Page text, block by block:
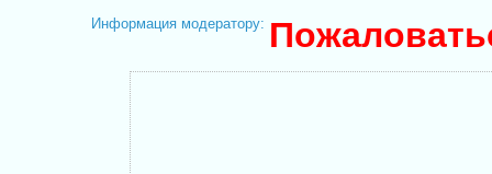
Информация модератору: